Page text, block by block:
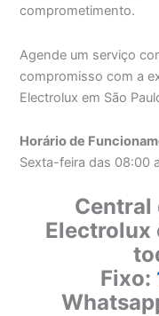
comprometimento.
Agende um serviço
compromisso com a
Electrolux em São
Horário de
Sexta-feira das 08:00
Central
Electrolux
Fixo: